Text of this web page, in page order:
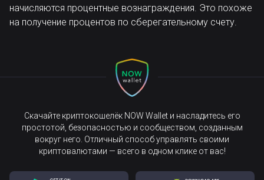
начисляются процентные вознаграждения. Это похоже
на получение процентов по сберегательному счету.
Скачайте криптокошелёк NOW Wallet и насладитесь его
простотой, безопасностью и сообществом, созданным
вокруг него. Отличный способ управлять своими
криптовалютами — всего в одном клике от вас!